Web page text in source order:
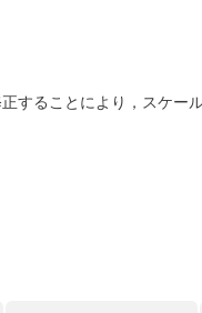
ることにより，スケー